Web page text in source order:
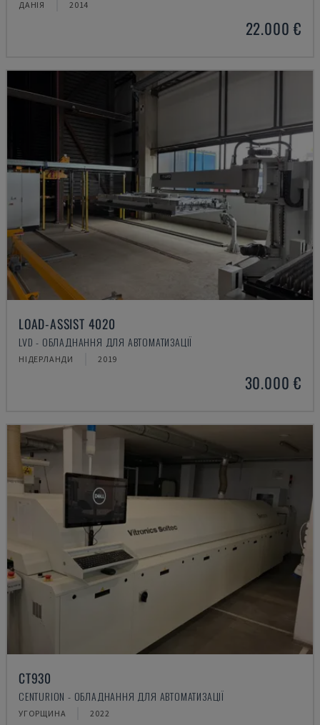
ДАНІЯ 2014
22.000 €
LOAD-ASSIST 4020
LVD - ОБЛАДНАННЯ ДЛЯ АВТОМАТИЗАЦІЇ
НІДЕРЛАНДИ 2019
30.000 €
CT930
CENTURION - ОБЛАДНАННЯ ДЛЯ АВТОМАТИЗАЦІЇ
УГОРЩИНА 2022